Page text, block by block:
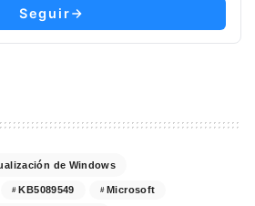
Seguir
de Windows
KB5089549 Microsoft